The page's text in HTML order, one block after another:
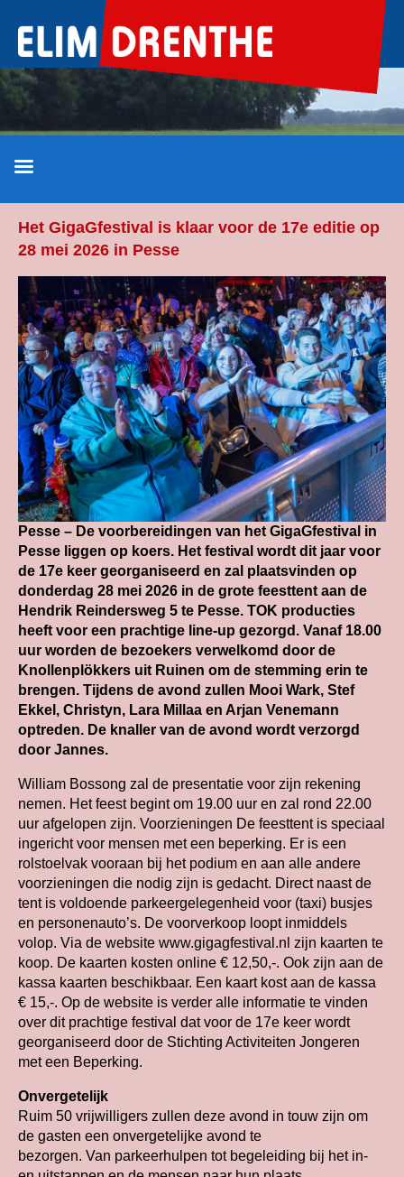
naar
inhoud
Het GigaGfestival is klaar voor de 17e editie op
28 mei 2026 in Pesse
Pesse – De voorbereidingen van het GigaGfestival in
Pesse liggen op koers. Het festival wordt dit jaar voor
de 17e keer georganiseerd en zal plaatsvinden op
donderdag 28 mei 2026 in de grote feesttent aan de
Hendrik Reindersweg 5 te Pesse. TOK producties
heeft voor een prachtige line-up gezorgd. Vanaf 18.00
uur worden de bezoekers verwelkomd door de
Knollenplökkers uit Ruinen om de stemming erin te
brengen. Tijdens de avond zullen Mooi Wark, Stef
Ekkel, Christyn, Lara Millaa en Arjan Venemann
optreden. De knaller van de avond wordt verzorgd
door Jannes.
William Bossong zal de presentatie voor zijn rekening
nemen. Het feest begint om 19.00 uur en zal rond 22.00
uur afgelopen zijn. Voorzieningen De feesttent is speciaal
ingericht voor mensen met een beperking. Er is een
rolstoelvak vooraan bij het podium en aan alle andere
voorzieningen die nodig zijn is gedacht. Direct naast de
tent is voldoende parkeergelegenheid voor (taxi) busjes
en personenauto’s. De voorverkoop loopt inmiddels
volop. Via de website www.gigagfestival.nl zijn kaarten te
koop. De kaarten kosten online € 12,50,-. Ook zijn aan de
kassa kaarten beschikbaar. Een kaart kost aan de kassa
€ 15,-. Op de website is verder alle informatie te vinden
over dit prachtige festival dat voor de 17e keer wordt
georganiseerd door de Stichting Activiteiten Jongeren
met een Beperking.
Onvergetelijk
Ruim 50 vrijwilligers zullen deze avond in touw zijn om
de gasten een onvergetelijke avond te
bezorgen. Van parkeerhulpen tot begeleiding bij het in-